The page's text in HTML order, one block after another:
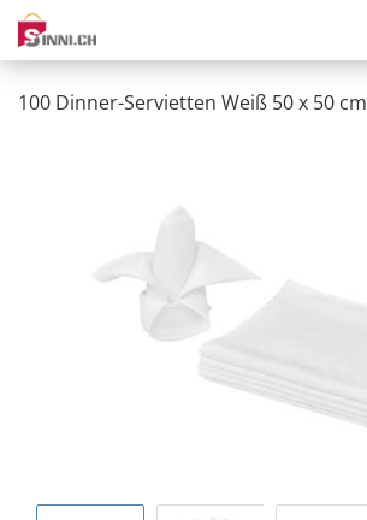
100 Dinner-Servietten Weiß 50 x 50 cm